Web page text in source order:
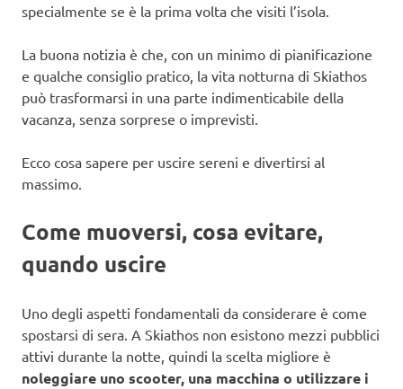
specialmente se è la prima volta che visiti l’isola.
La buona notizia è che, con un minimo di pianificazione
e qualche consiglio pratico, la vita notturna di Skiathos
può trasformarsi in una parte indimenticabile della
vacanza, senza sorprese o imprevisti.
Ecco cosa sapere per uscire sereni e divertirsi al
massimo.
Come muoversi, cosa evitare,
quando uscire
Uno degli aspetti fondamentali da considerare è come
spostarsi di sera. A Skiathos non esistono mezzi pubblici
attivi durante la notte, quindi la scelta migliore è
noleggiare uno scooter, una macchina o utilizzare i